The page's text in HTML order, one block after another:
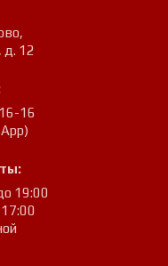
,
д. 12
16
19:00